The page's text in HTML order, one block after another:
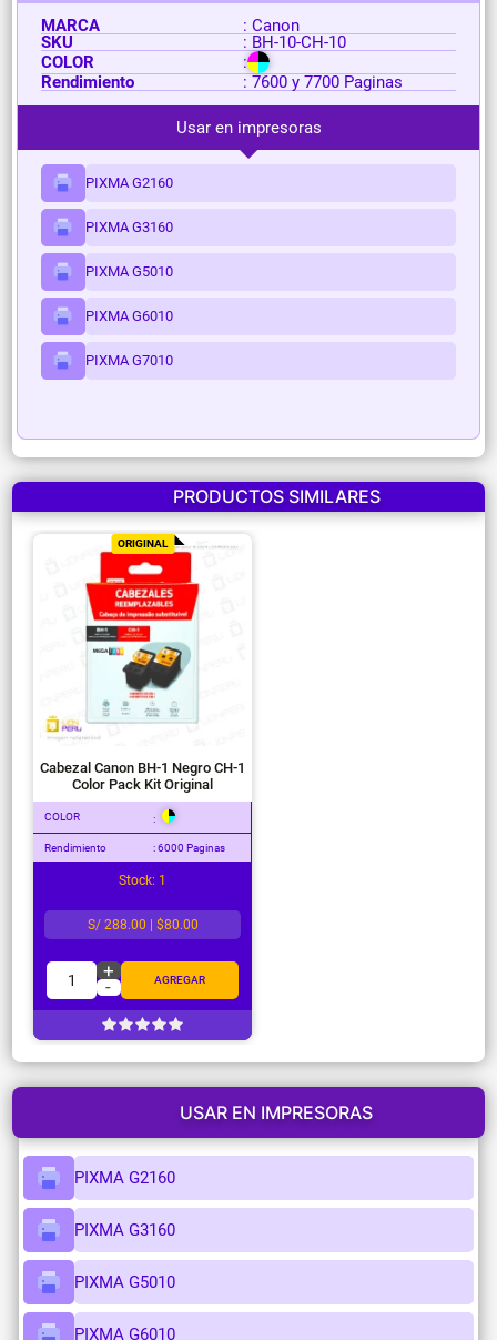
MARCA
: Canon
SKU
: BH-10-CH-10
COLOR
:
Rendimiento
: 7600 y 7700 Paginas
Usar en impresoras
PIXMA G2160
PIXMA G3160
PIXMA G5010
PIXMA G6010
PIXMA G7010
PRODUCTOS SIMILARES
ORIGINAL
Cabezal Canon BH-1 Negro CH-1
Color Pack Kit Original
COLOR :
Rendimiento : 6000 Paginas
Stock: 1
S/ 288.00 | $80.00
1 +
- AGREGAR
USAR EN IMPRESORAS
PIXMA G2160
PIXMA G3160
PIXMA G5010
PIXMA G6010